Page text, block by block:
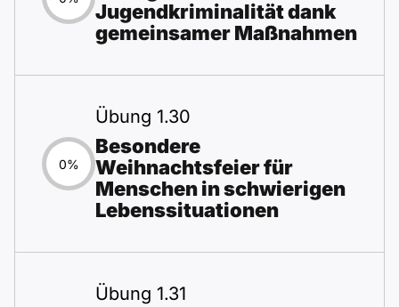
Jugendkriminalität dank
gemeinsamer Maßnahmen
0%
Übung 1.30
Besondere
Weihnachtsfeier für
Menschen in schwierigen
Lebenssituationen
Übung 1.31